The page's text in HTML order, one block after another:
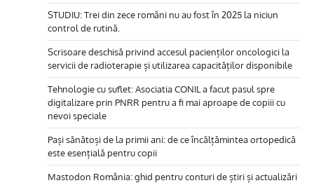
STUDIU: Trei din zece români nu au fost în 2025 la niciun
control de rutină.
Scrisoare deschisă privind accesul pacienților oncologici la
servicii de radioterapie și utilizarea capacităților disponibile
Tehnologie cu suflet: Asociatia CONIL a facut pasul spre
digitalizare prin PNRR pentru a fi mai aproape de copiii cu
nevoi speciale
Pași sănătoși de la primii ani: de ce încălțămintea ortopedică
este esențială pentru copii
Mastodon România: ghid pentru conturi de știri și actualizări